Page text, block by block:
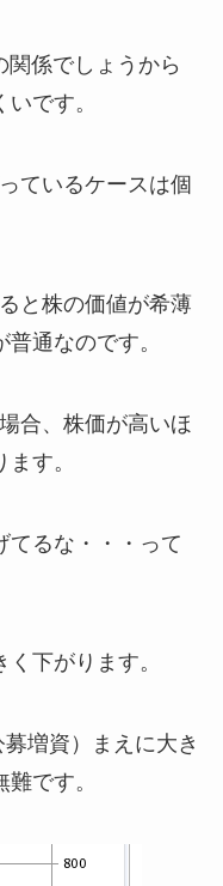
係でしょうから
です。
ているケースは個
と株の価値が希薄
通なのです。
合、株価が高いほ
す。
てるな・・・って
下がります。
増資）まえに大き
です。